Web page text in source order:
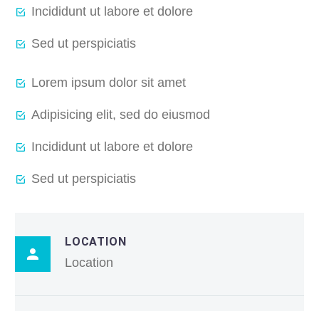
Incididunt ut labore et dolore
Sed ut perspiciatis
Lorem ipsum dolor sit amet
Adipisicing elit, sed do eiusmod
Incididunt ut labore et dolore
Sed ut perspiciatis
LOCATION
Location